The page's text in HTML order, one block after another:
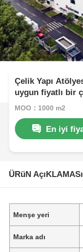
Çelik Yapı
uygun fiyatlı bir
MOQ：1000 m2
En iyi
ÜRüN AçıKLAMASı
Menşe yeri
Marka adı